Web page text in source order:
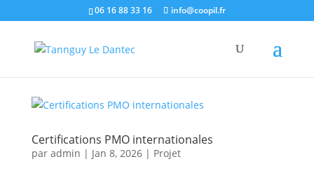
06 16 88 33 16 info@coopil.fr
Certifications PMO internationales
par admin | Jan 8, 2026| Projet